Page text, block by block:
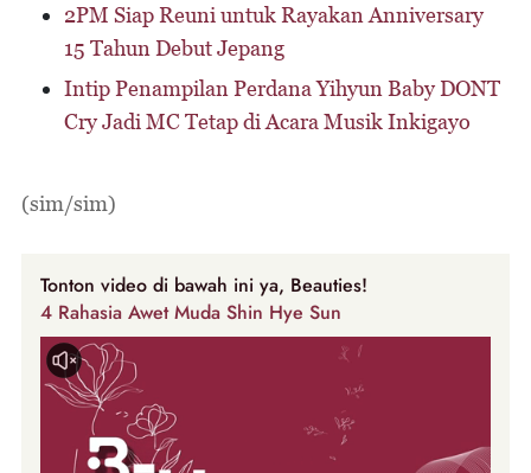
2PM Siap Reuni untuk Rayakan Anniversary
15 Tahun Debut Jepang
Intip Penampilan Perdana Yihyun Baby DONT
Cry Jadi MC Tetap di Acara Musik Inkigayo
(sim/sim)
Tonton video di bawah ini ya, Beauties!
4 Rahasia Awet Muda Shin Hye Sun